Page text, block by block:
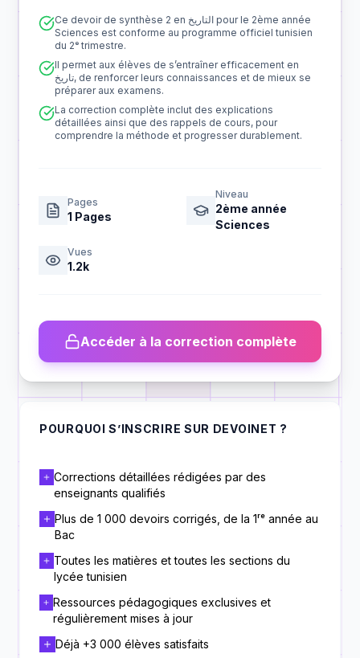
Ce devoir de synthèse 2 en التاريخ pour le 2ème année
Sciences est conforme au programme officiel tunisien
du 2ᵉ trimestre.
Il permet aux élèves de s’entraîner efficacement en
تاريخ, de renforcer leurs connaissances et de mieux se
préparer aux examens.
La correction complète inclut des explications
détaillées ainsi que des rappels de cours, pour
comprendre la méthode et progresser durablement.
Pages
1 Pages
Niveau
2ème année
Sciences
Vues
1.2k
Accéder à la correction complète
POURQUOI S’INSCRIRE SUR DEVOINET ?
Corrections détaillées rédigées par des
enseignants qualifiés
Plus de 1 000 devoirs corrigés, de la 1ʳᵉ année au
Bac
Toutes les matières et toutes les sections du
lycée tunisien
Ressources pédagogiques exclusives et
régulièrement mises à jour
Déjà +3 000 élèves satisfaits